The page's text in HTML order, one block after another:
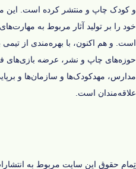
و کودک چاپ و منتشر کرده است. این
خود را بر تولید آثار مربوط به
است. و هم اکنون، با بهره‌مندی از تیمی
حوزه‌های چاپ و نشر، عرضه‌ بازی‌های
مدارس، مهدکودک‌ها و سازمان‌ها و
علاقه‌مندان است.
تمام حقوق این سایت مربوط به